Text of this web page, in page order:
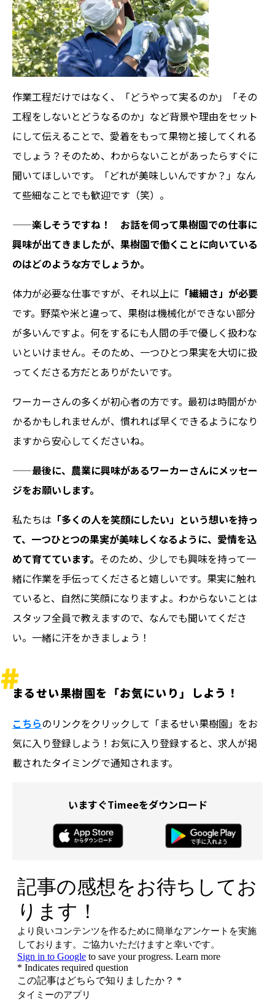
作業工程だけではなく、「どうやって実るのか」「その
工程をしないとどうなるのか」など背景や理由をセット
にして伝えることで、愛着をもって果物と接してくれる
でしょう？そのため、わからないことがあったらすぐに
聞いてほしいです。「どれが美味しいんですか？」なん
て些細なことでも歓迎です（笑）。
——楽しそうですね！ お話を伺って果樹園での仕事に
興味が出てきましたが、果樹園で働くことに向いている
のはどのような方でしょうか。
体力が必要な仕事ですが、それ以上に 「繊細さ」が必要
です。野菜や米と違って、果樹は機械化ができない部分
が多いんですよ。何をするにも人間の手で優しく扱わな
いといけません。そのため、一つひとつ果実を大切に扱
ってくださる方だとありがたいです。
ワーカーさんの多くが初心者の方です。最初は時間がか
かるかもしれませんが、慣れれば早くできるようになり
ますから安心してくださいね。
——最後に、農業に興味があるワーカーさんにメッセー
ジをお願いします。
私たちは 「多くの人を笑顔にしたい」という想いを持っ
て、一つひとつの果実が美味しくなるように、愛情を込
めて育てています。 そのため、少しでも興味を持って一
緒に作業を手伝ってくださると嬉しいです。果実に触れ
ていると、自然に笑顔になりますよ。わからないことは
スタッフ全員で教えますので、なんでも聞いてくださ
い。一緒に汗をかきましょう！
まるせい果樹園を「お気にいり」しよう！
こちらのリンクをクリックして「まるせい果樹園」をお
気に入り登録しよう！お気に入り登録すると、求人が掲
載されたタイミングで通知されます。
いますぐTimeeをダウンロード